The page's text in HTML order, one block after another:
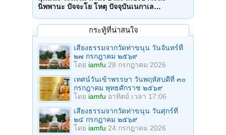
นิพพานะ ปัจจะโย โหตุ ปัจจุบันเนกาเล…
กระทู้ที่น่าสนใจ
เสียงธรรมจากวัดท่าขนุน วันจันทร์ที่
๒๗ กรกฎาคม ๒๕๖๙
โดย iamfu 28 กรกฎาคม 2026
เทศน์วันเข้าพรรษา วันพฤหัสบดีที่ ๓๐
กรกฎาคม พุทธศักราช ๒๕๖๙
โดย iamfu อาทิตย์ เวลา 17:06
เสียงธรรมจากวัดท่าขนุน วันศุกร์ที่
๒๔ กรกฎาคม ๒๕๖๙
โดย iamfu 24 กรกฎาคม 2026